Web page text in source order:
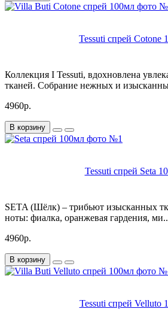
Tessuti спрей Cotone
Коллекция I Tessuti, вдохновлена
тканей. Собрание нежных и
4960р.
В корзину
Tessuti спрей Seta
SETA (Шёлк) – трибьют изысканных
ноты: фиалка, оранжевая гардения, ми..
4960р.
В корзину
Tessuti спрей Velluto